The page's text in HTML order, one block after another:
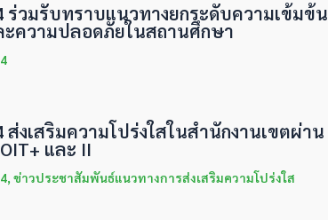
ร่วมรับทราบแนวทางยกระดับความเข้มข้น
ะความปลอดภัยในสถานศึกษา
งเสริมความโปร่งใสในสำนักงานเขตผ่าน
และ II
ข่าวประชาสัมพันธ์แนวทางการส่งเสริมความโปร่งใส